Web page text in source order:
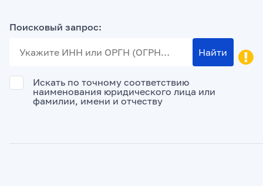
Поисковый запрос:
Найти
Искать по точному соответствию
наименования юридического лица или
фамилии, имени и отчеству